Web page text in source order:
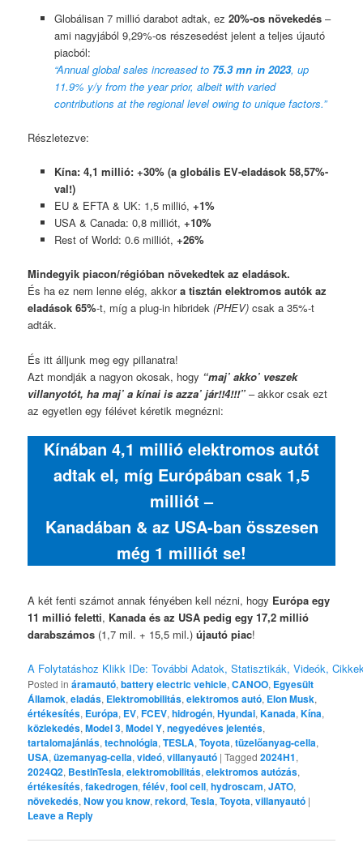
Globálisan 7 millió darabot adtak, ez 20%-os növekedés–
ami nagyjából 9,29%-os részesedést jelent a teljes újautó
piacból:
“Annual global sales increased to 75.3 mn in 2023, up
11.9% y/y from the year prior, albeit with varied
contributions at the regional level owing to unique factors.”
Részletezve:
Kína: 4,1 millió: +30% (a globális EV-eladások 58,57%-
val!)
EU & EFTA & UK: 1,5 millió, +1%
USA & Canada: 0,8 milliót, +10%
Rest of World: 0.6 milliót, +26%
Mindegyik piacon/régióban növekedtek az eladások.
És ha ez nem lenne elég, akkora tisztán elektromos autók az
eladások 65%-t, míg a plug-in hibridek(PHEV) csak a 35%-t
adták.
És itt álljunk meg egy pillanatra!
Azt mondják a nagyon okosak, hogy “maj’ akko’ veszek
villanyotót, ha maj’ a kínai is azza’ jár!!4!!!” – akkor csak ezt
az egyetlen egy félévet kéretik megnézni:
Kínában 4,1 millió elektromos autót
adtak el, míg Európában csak 1,5
milliót –
Kanadában & az USA-ban összesen
még 1 milliót se!
A két fenti számot annak fényében kell nézni, hogy Európa egy
11 millió feletti, Kanada és az USA pedig egy 17,2 millió
darabszámos (1,7 mil. + 15,5 mil.)újautó piac!
A Folytatáshoz Klikk IDe: További Adatok, Statisztikák, Videók,
Posted in áramautó,battery electric vehicle,CANOO, Egyesült
Államok,eladás, Elektromobilitás,elektromos autó, Elon Musk,
értékesítés, Európa, EV,FCEV,hidrogén,Hyundai,Kanada,Kína,
közlekedés,Model 3,Model Y,negyedéves jelentés,
tartalomajánlás,technológia,TESLA,Toyota,tüzelőanyag-cella,
USA,üzemanyag-cella,videó,villanyautó |Tagged 2024H1,
2024Q2, BestInTesla,elektromobilitás,elektromos autózás,
értékesítés,fakedrogen,félév,fool cell,hydroscam,JATO,
növekedés,Now you know,rekord,Tesla,Toyota,villanyautó |
Leave a Reply